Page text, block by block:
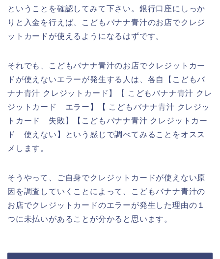
ということを確認してみて下さい。銀行口座にしっか
りと入金を行えば、こどもバナナ青汁のお店でクレジ
ットカードが使えるようになるはずです。
それでも、こどもバナナ青汁のお店でクレジットカー
ドが使えないエラーが発生する人は、各自【こどもバ
ナナ青汁 クレジットカード】【 こどもバナナ青汁 クレ
ジットカード エラー】【 こどもバナナ青汁 クレジッ
トカード 失敗】【こどもバナナ青汁 クレジットカー
ド 使えない】という感じで調べてみることをオスス
メします。
そうやって、ご自身でクレジットカードが使えない原
因を調査していくことによって、こどもバナナ青汁の
お店でクレジットカードのエラーが発生した理由の１
つに未払いがあることが分かると思います。